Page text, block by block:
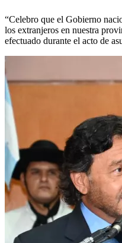
“Celebro que el Gobierno
los extranjeros en nuestra
efectuado durante el acto de